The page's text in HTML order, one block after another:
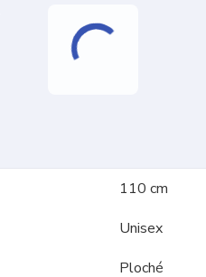
110 cm
Unisex
Ploché